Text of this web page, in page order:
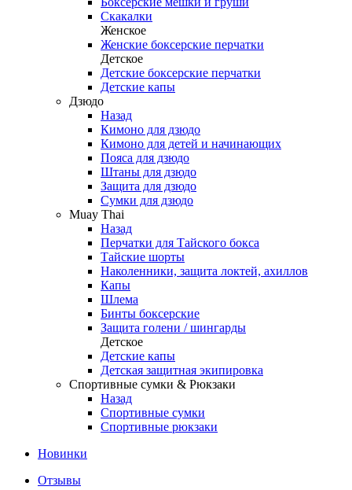
Скакалки
Женское
Женские боксерские перчатки
Детское
Детские боксерские перчатки
Детские капы
Дзюдо
Назад
Кимоно для дзюдо
Кимоно для детей и начинающих
Пояса для дзюдо
Штаны для дзюдо
Защита для дзюдо
Сумки для дзюдо
Muay Thai
Назад
Перчатки для Тайского бокса
Тайские шорты
Наколенники, защита локтей, ахиллов
Капы
Шлема
Бинты боксерские
Защита голени / шингарды
Детское
Детские капы
Детская защитная экипировка
Спортивные сумки & Рюкзаки
Назад
Спортивные сумки
Спортивные рюкзаки
Новинки
Отзывы